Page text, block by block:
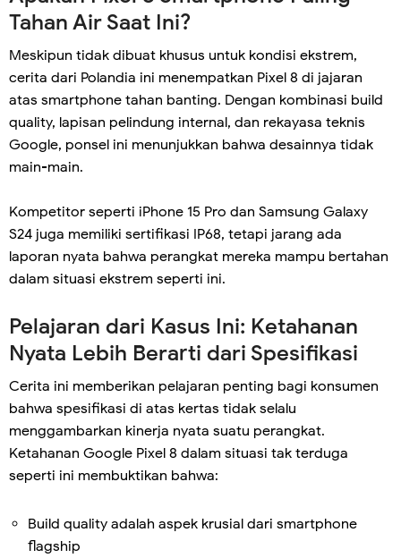
Tahan Air Saat Ini?
Meskipun tidak dibuat khusus untuk kondisi ekstrem,
cerita dari Polandia ini menempatkan Pixel 8 di jajaran
atas smartphone tahan banting. Dengan kombinasi build
quality, lapisan pelindung internal, dan rekayasa teknis
Google, ponsel ini menunjukkan bahwa desainnya tidak
main-main.
Kompetitor seperti iPhone 15 Pro dan Samsung Galaxy
S24 juga memiliki sertifikasi IP68, tetapi jarang ada
laporan nyata bahwa perangkat mereka mampu bertahan
dalam situasi ekstrem seperti ini.
Pelajaran dari Kasus Ini: Ketahanan
Nyata Lebih Berarti dari Spesifikasi
Cerita ini memberikan pelajaran penting bagi konsumen
bahwa spesifikasi di atas kertas tidak selalu
menggambarkan kinerja nyata suatu perangkat.
Ketahanan Google Pixel 8 dalam situasi tak terduga
seperti ini membuktikan bahwa:
Build quality adalah aspek krusial dari smartphone
flagship